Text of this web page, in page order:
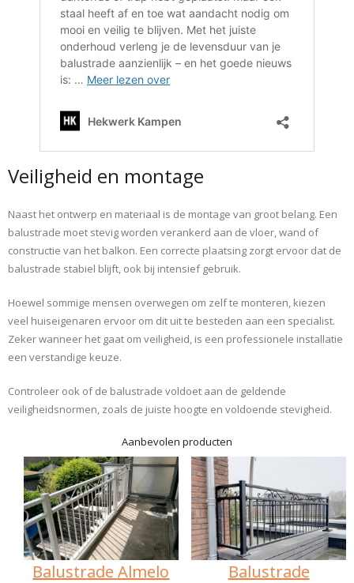
Veiligheid en montage
Naast het ontwerp en materiaal is de montage van groot belang. Een
balustrade moet stevig worden verankerd aan de vloer, wand of
constructie van het balkon. Een correcte plaatsing zorgt ervoor dat de
balustrade stabiel blijft, ook bij intensief gebruik.
Hoewel sommige mensen overwegen om zelf te monteren, kiezen
veel huiseigenaren ervoor om dit uit te besteden aan een specialist.
Zeker wanneer het gaat om veiligheid, is een professionele installatie
een verstandige keuze.
Controleer ook of de balustrade voldoet aan de geldende
veiligheidsnormen, zoals de juiste hoogte en voldoende stevigheid.
Aanbevolen producten
Balustrade Almelo
Balustrade